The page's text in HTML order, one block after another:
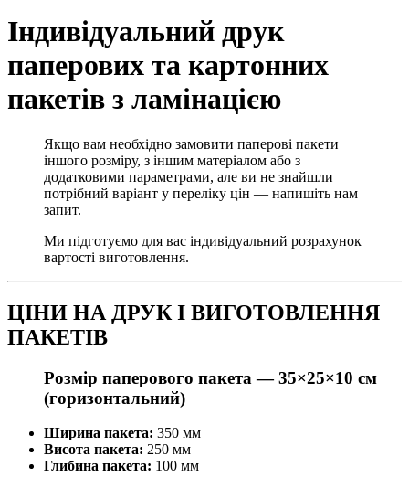
Індивідуальний друк
паперових та картонних
пакетів з ламінацією
Якщо вам необхідно замовити паперові пакети
іншого розміру, з іншим матеріалом або з
додатковими параметрами, але ви не знайшли
потрібний варіант у переліку цін — напишіть нам
запит.
Ми підготуємо для вас індивідуальний розрахунок
вартості виготовлення.
ЦІНИ НА ДРУК І ВИГОТОВЛЕННЯ
ПАКЕТІВ
Розмір паперового пакета —35×25×10 см
(горизонтальний)
Ширина пакета: 350 мм
Висота пакета: 250 мм
Глибина пакета: 100 мм